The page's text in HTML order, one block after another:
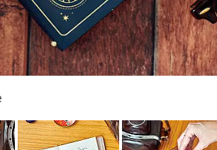
a punti.